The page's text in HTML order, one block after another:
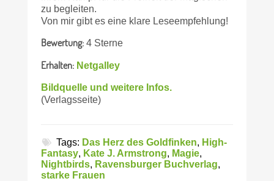
zu begleiten.
Von mir gibt es eine klare Lese­empfehlung!
Bewertung: 4 Sterne
Erhalten: Netgalley
Bildquelle und weitere Infos.
(Verlagsseite)
Tags: Das Herz des Goldfinken, High-
Fantasy, Kate J. Armstrong, Magie,
Nightbirds, Ravensburger Buchverlag,
starke Frauen